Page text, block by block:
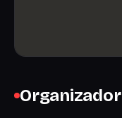
Organizador